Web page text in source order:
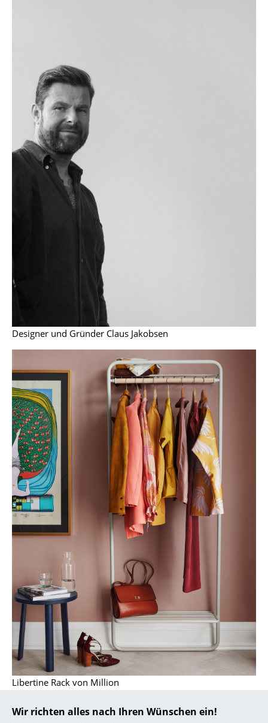
Wir richten alles nach Ihren Wünschen ein!
Sekretäre & PC-Tische
Konferenztische
Stehtische & Stehpulte
Kindertische
Gartentische
Servierwagen
Aufbewahren
Regale & Schränke
Wandregale
Sideboards & Kommoden
TV Möbel
Beistell- & Rollcontainer
Barmöbel
Garderoben
Kleinaufbewahrung
Einzelteile
... alle Aufbewahrungsmöbel
Hängeleuchten & Deckenleuchten
Tischleuchten
Schreibtischleuchten
Stehleuchten & Leseleuchten
Bodenleuchten
Designer und Gründer Claus Jakobsen
Libertine Rack von Million